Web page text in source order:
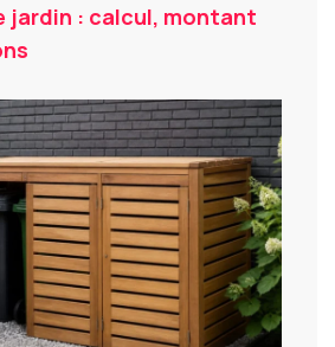
jardin : calcul, montant